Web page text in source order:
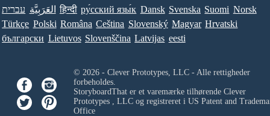
עברית العَرَبِيَّة हिन्दी ру́сский язы́к Dansk Svenska Suomi Norsk
Türkçe Polski Româna Ceština Slovenský Magyar Hrvatski
български Lietuvos Slovenščina Latvijas eesti
© 2026 - Clever Prototypes, LLC - Alle rettigheder
forbeholdes.
StoryboardThat er et varemærke tilhørende Clever
Prototypes , LLCog registreret i US Patent and
Office